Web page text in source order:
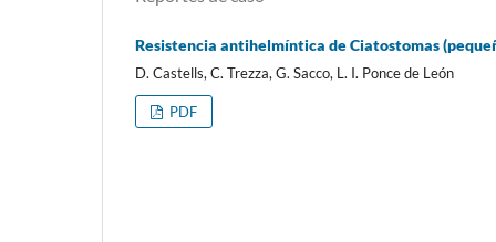
Resistencia antihelmíntica de Ciatostomas
D. Castells, C. Trezza, G. Sacco, L. I. Ponce de León
PDF